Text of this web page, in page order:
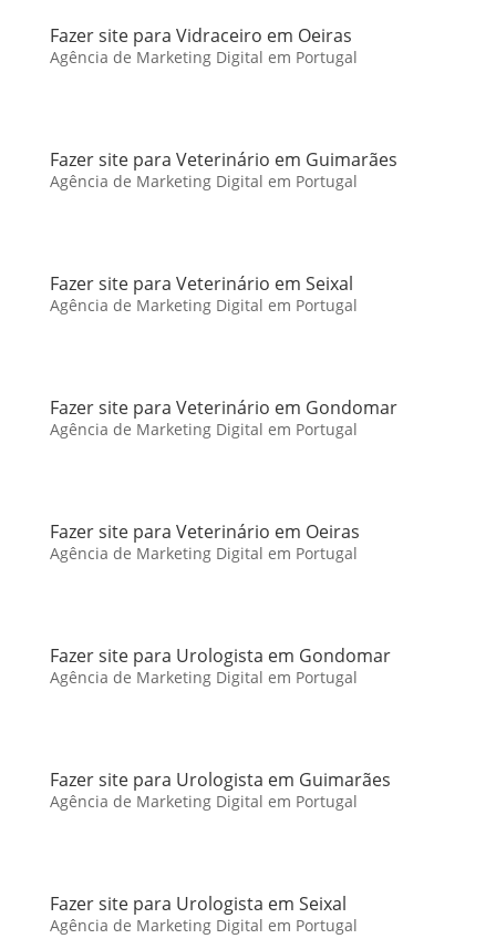
Fazer site para Vidraceiro em Oeiras
Agência de Marketing Digital em Portugal
Fazer site para Veterinário em Guimarães
Agência de Marketing Digital em Portugal
Fazer site para Veterinário em Seixal
Agência de Marketing Digital em Portugal
Fazer site para Veterinário em Gondomar
Agência de Marketing Digital em Portugal
Fazer site para Veterinário em Oeiras
Agência de Marketing Digital em Portugal
Fazer site para Urologista em Gondomar
Agência de Marketing Digital em Portugal
Fazer site para Urologista em Guimarães
Agência de Marketing Digital em Portugal
Fazer site para Urologista em Seixal
Agência de Marketing Digital em Portugal